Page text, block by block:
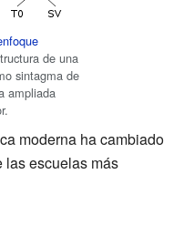
de una
sintagma de
ampliada
moderna ha cambiado
las escuelas más